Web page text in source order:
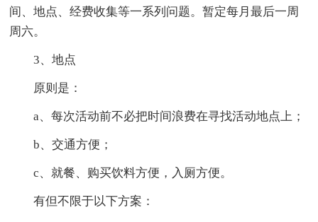
间、地点、经费收集等一系列问题。暂定每月最后一周
周六。
3、地点
原则是：
a、每次活动前不必把时间浪费在寻找活动地点上；
b、交通方便；
c、就餐、购买饮料方便，入厕方便。
有但不限于以下方案：